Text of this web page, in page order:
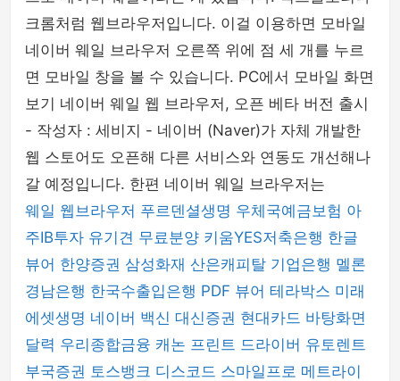
크롬처럼 웹브라우저입니다. 이걸 이용하면 모바일
네이버 웨일 브라우저 오른쪽 위에 점 세 개를 누르
면 모바일 창을 볼 수 있습니다. PC에서 모바일 화면
보기 네이버 웨일 웹 브라우저, 오픈 베타 버전 출시
- 작성자 : 세비지 - 네이버 (Naver)가 자체 개발한
웹 스토어도 오픈해 다른 서비스와 연동도 개선해나
갈 예정입니다. 한편 네이버 웨일 브라우저는
웨일 웹브라우저 푸르덴셜생명 우체국예금보험 아
주IB투자 유기견 무료분양 키움YES저축은행 한글
뷰어 한양증권 삼성화재 산은캐피탈 기업은행 멜론
경남은행 한국수출입은행 PDF 뷰어 테라박스 미래
에셋생명 네이버 백신 대신증권 현대카드 바탕화면
달력 우리종합금융 캐논 프린트 드라이버 유토렌트
부국증권 토스뱅크 디스코드 스마일프로 메트라이